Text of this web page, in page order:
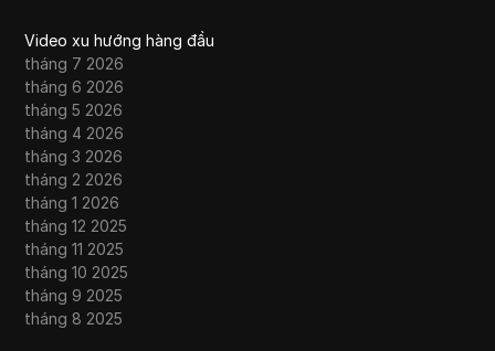
Video xu hướng hàng đầu
tháng 7 2026
tháng 6 2026
tháng 5 2026
tháng 4 2026
tháng 3 2026
tháng 2 2026
tháng 1 2026
tháng 12 2025
tháng 11 2025
tháng 10 2025
tháng 9 2025
tháng 8 2025